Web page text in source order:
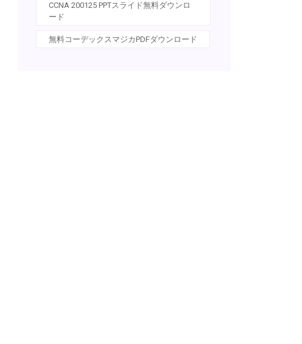
CCNA 200125 PPTスライド無料ダウンロ
ード
無料コーデックスマジカPDFダウンロード